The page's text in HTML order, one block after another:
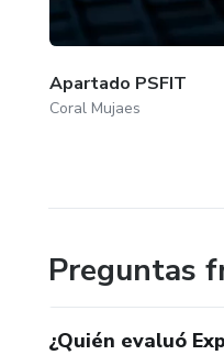
Apartado PSFIT
Coral Mujaes
Preguntas
¿Quién evaluó